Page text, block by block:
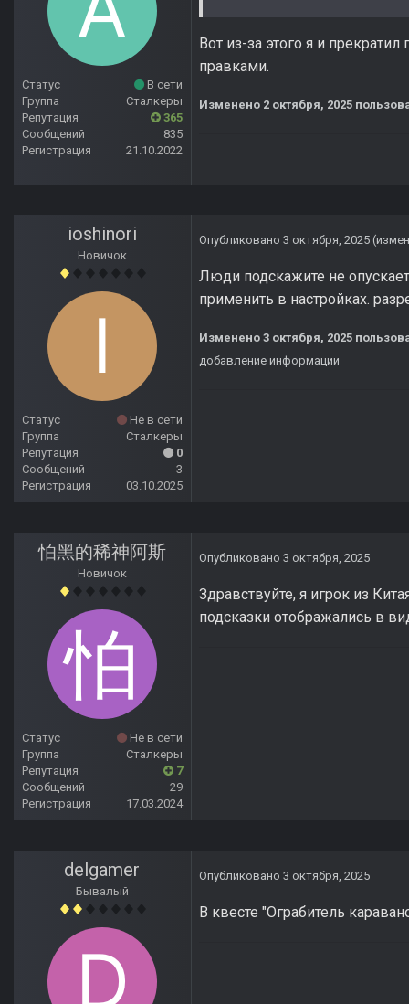
Статус
В сети
Группа
Сталкеры
Репутация
365
Сообщений
835
Регистрация
21.10.2022
Вот из-за этого я и
правками.
Изменено 2 октября, 2025
ioshinori
Новичок
Статус
Не в сети
Группа
Сталкеры
Репутация
0
Сообщений
3
Регистрация
03.10.2025
Опубликовано 3 октября, 2025
Люди подскажите не
применить в настройках.
Изменено 3 октября, 2025
добавление информации
怕黑的稀神阿斯
Новичок
Статус
Не в сети
Группа
Сталкеры
Репутация
7
Сообщений
29
Регистрация
17.03.2024
Опубликовано 3 октября, 2025
Здравствуйте, я игрок из
подсказки отображались в
delgamer
Бывалый
Опубликовано 3 октября, 2025
В квесте "Ограбитель